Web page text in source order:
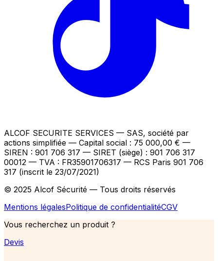
ALCOF SECURITE SERVICES — SAS, société par
actions simplifiée — Capital social : 75 000,00 € —
SIREN : 901 706 317 — SIRET (siège) : 901 706 317
00012 — TVA : FR35901706317 — RCS Paris 901 706
317 (inscrit le 23/07/2021)
© 2025 Alcof Sécurité — Tous droits réservés
Mentions légalesPolitique de confidentialitéCGV
Vous recherchez un produit ?
Devis